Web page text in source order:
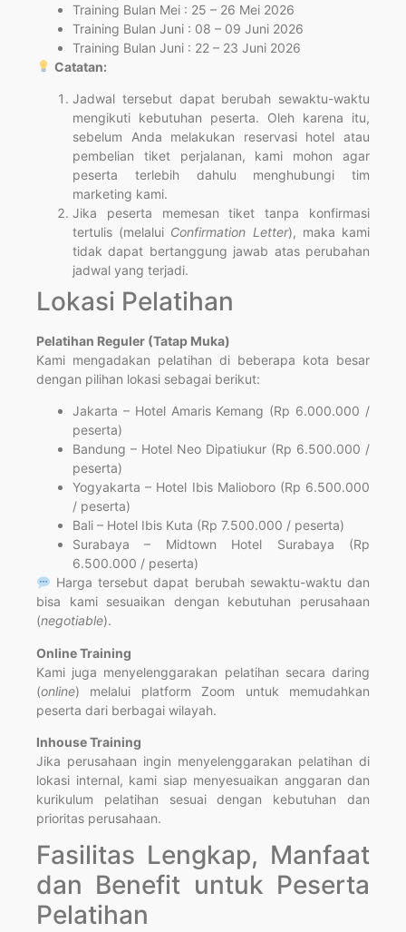
Training Bulan Mei : 25 – 26 Mei 2026
Training Bulan Juni : 08 – 09 Juni 2026
Training Bulan Juni : 22 – 23 Juni 2026
Catatan:
Jadwal tersebut dapat berubah sewaktu-waktu
mengikuti kebutuhan peserta. Oleh karena itu,
sebelum Anda melakukan reservasi hotel atau
pembelian tiket perjalanan, kami mohon agar
peserta terlebih dahulu menghubungi tim
marketing kami.
Jika peserta memesan tiket tanpa konfirmasi
tertulis (melalui Confirmation Letter), maka kami
tidak dapat bertanggung jawab atas perubahan
jadwal yang terjadi.
Lokasi Pelatihan
Pelatihan Reguler (Tatap Muka)
Kami mengadakan pelatihan di beberapa kota besar
dengan pilihan lokasi sebagai berikut:
Jakarta – Hotel Amaris Kemang (Rp 6.000.000 /
peserta)
Bandung – Hotel Neo Dipatiukur (Rp 6.500.000 /
peserta)
Yogyakarta – Hotel Ibis Malioboro (Rp 6.500.000
/ peserta)
Bali – Hotel Ibis Kuta (Rp 7.500.000 / peserta)
Surabaya – Midtown Hotel Surabaya (Rp
6.500.000 / peserta)
Harga tersebut dapat berubah sewaktu-waktu dan
bisa kami sesuaikan dengan kebutuhan perusahaan
(negotiable).
Online Training
Kami juga menyelenggarakan pelatihan secara daring
(online) melalui platform Zoom untuk memudahkan
peserta dari berbagai wilayah.
Inhouse Training
Jika perusahaan ingin menyelenggarakan pelatihan di
lokasi internal, kami siap menyesuaikan anggaran dan
kurikulum pelatihan sesuai dengan kebutuhan dan
prioritas perusahaan.
Fasilitas Lengkap, Manfaat
dan Benefit untuk Peserta
Pelatihan